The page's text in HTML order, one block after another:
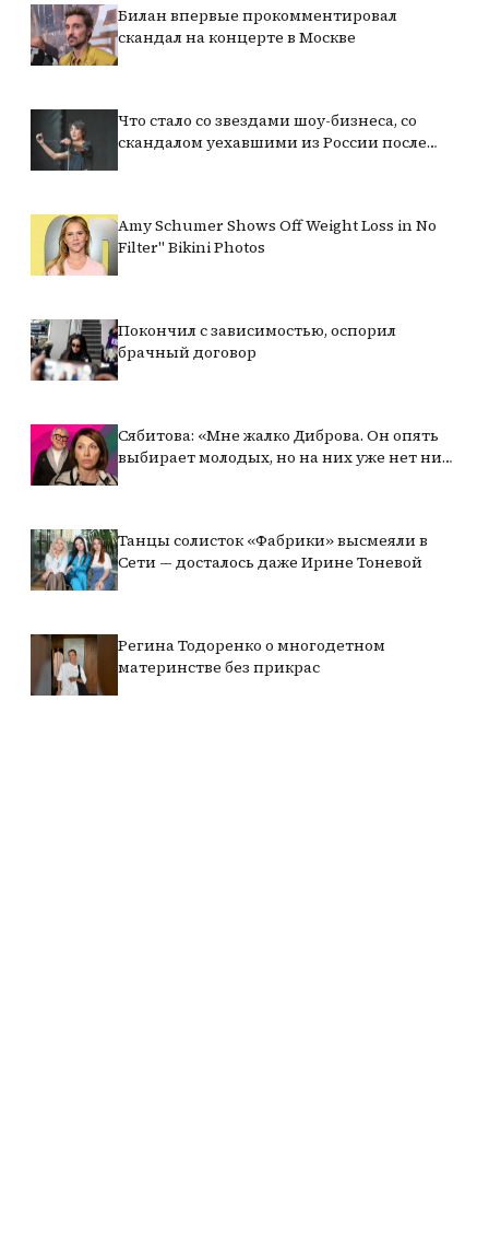
Билан впервые прокомментировал
скандал на концерте в Москве
Что стало со звездами шоу-бизнеса, со
скандалом уехавшими из России после
Amy Schumer Shows Off Weight Loss in No
Filter" Bikini Photos
Покончил с зависимостью, оспорил
брачный договор
Сябитова: «Мне жалко Диброва. Он опять
выбирает молодых, но на них уже нет ни
Танцы солисток «Фабрики» высмеяли в
Сети — досталось даже Ирине Тоневой
Регина Тодоренко о многодетном
материнстве без прикрас